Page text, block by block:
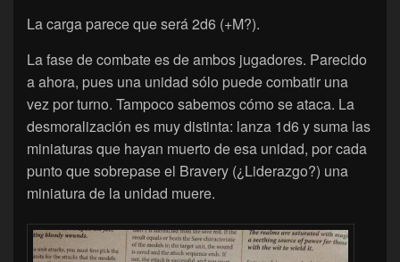
La carga parece que será 2d6 (+M?).
La fase de combate es de ambos jugadores. Parecido
a ahora, pues una unidad sólo puede combatir una
vez por turno. Tampoco sabemos cómo se ataca. La
desmoralización es muy distinta: lanza 1d6 y suma las
miniaturas que hayan muerto de esa unidad, por cada
punto que sobrepase el Bravery (¿Liderazgo?) una
miniatura de la unidad muere.